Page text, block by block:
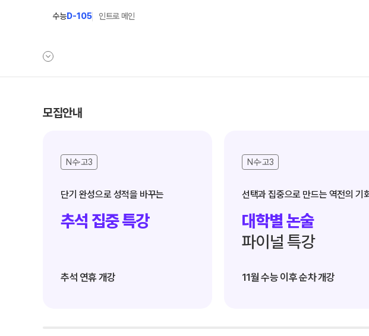
수능D-105 인트로 메인
학원안내
공지사항
학원 소개
셔틀버스 안내
학원 상담
9월 정규·특강 단과
대학별 논술 파이널 특강 N
모집안내
N수·고3
추석 집중 특강
추석 연휴 개강
N수·고3
대학별 논술
파이널 특강
11월 수능 이후 순차 개강